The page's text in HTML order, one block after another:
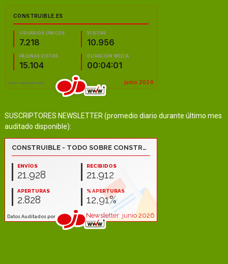
SUSCRIPTORES NEWSLETTER (promedio diario durante último mes
auditado disponible):